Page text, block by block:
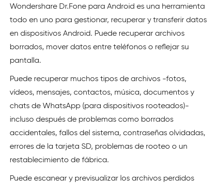
Wondershare Dr.Fone para Android es una herramienta
todo en uno para gestionar, recuperar y transferir datos
en dispositivos Android. Puede recuperar archivos
borrados, mover datos entre teléfonos o reflejar su
pantalla.
Puede recuperar muchos tipos de archivos -fotos,
vídeos, mensajes, contactos, música, documentos y
chats de WhatsApp (para dispositivos rooteados)-
incluso después de problemas como borrados
accidentales, fallos del sistema, contraseñas olvidadas,
errores de la tarjeta SD, problemas de rooteo o un
restablecimiento de fábrica.
Puede escanear y previsualizar los archivos perdidos